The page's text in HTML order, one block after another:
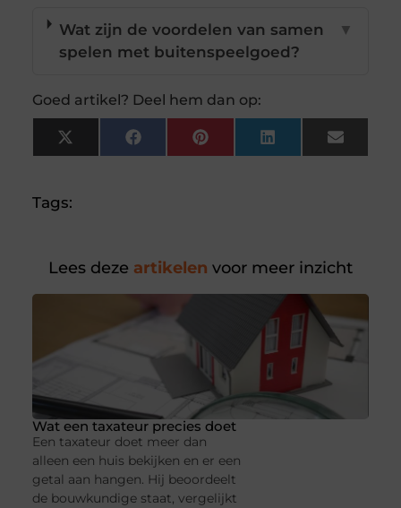
Wat zijn de voordelen van samen
spelen met buitenspeelgoed?
▼
Goed artikel? Deel hem dan op:
X
(Twitter)
FacebookPinterestLinkedInEmail
Tags:
Lees deze artikelen voor meer inzicht
Wat een taxateur precies doet
Een taxateur doet meer dan
alleen een huis bekijken en er een
getal aan hangen. Hij beoordeelt
de bouwkundige staat, vergelijkt